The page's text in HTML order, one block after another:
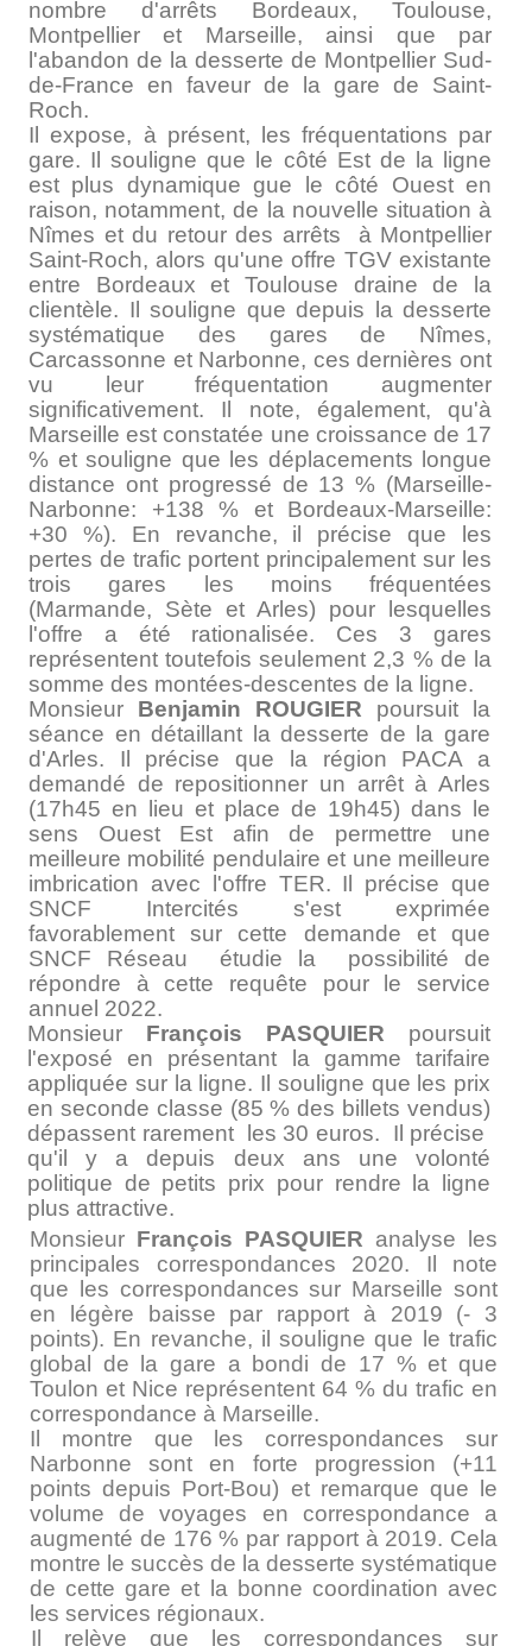
nombre d'arrêts Bordeaux, Toulouse,
Montpellier et Marseille, ainsi que par
l'abandon de la desserte de Montpellier Sud-
de-France en faveur de la gare de Saint-
Roch.
Il expose, à présent, les fréquentations par
gare. Il souligne que le côté Est de la ligne
est plus dynamique gue le côté Ouest en
raison, notamment, de la nouvelle situation à
Nîmes et du retour des arrêts à Montpellier
Saint-Roch, alors qu'une offre TGV existante
entre Bordeaux et Toulouse draine de la
clientèle. Il souligne que depuis la desserte
systématique des gares de Nîmes,
Carcassonne et Narbonne, ces dernières ont
vu leur fréquentation augmenter
significativement. Il note, également, qu'à
Marseille est constatée une croissance de 17
% et souligne que les déplacements longue
distance ont progressé de 13 % (Marseille­
Narbonne: +138 % et Bordeaux-Marseille:
+30 %). En revanche, il précise que les
pertes de trafic portent principalement sur les
trois gares les moins fréquentées
(Marmande, Sète et Arles) pour lesquelles
l'offre a été rationalisée. Ces 3 gares
représentent toutefois seulement 2,3 % de la
somme des montées-descentes de la ligne.
Monsieur Benjamin ROUGIER poursuit la
séance en détaillant la desserte de la gare
d'Arles. Il précise que la région PACA a
demandé de repositionner un arrêt à Arles
(17h45 en lieu et place de 19h45) dans le
sens Ouest­ Est afin de permettre une
meilleure mobilité pendulaire et une meilleure
imbrication avec l'offre TER. Il précise que
SNCF Intercités s'est exprimée
favorablement sur cette demande et que
SNCF Réseau étudie la possibilité de
répondre à cette requête pour le service
annuel 2022.
Monsieur François PASQUIER poursuit
l'exposé en présentant la gamme tarifaire
appliquée sur la ligne. Il souligne que les prix
en seconde classe (85 % des billets vendus)
dépassent rarement les 30 euros. Il précise
qu'il y a depuis deux ans une volonté
politique de petits prix pour rendre la ligne
plus attractive.
Monsieur François PASQUIER analyse les
principales correspondances 2020. Il note
que les correspondances sur Marseille sont
en légère baisse par rapport à 2019 (- 3
points). En revanche, il souligne que le trafic
global de la gare a bondi de 17 % et que
Toulon et Nice représentent 64 % du trafic en
correspondance à Marseille.
Il montre que les correspondances sur
Narbonne sont en forte progression (+11
points depuis Port-Bou) et remarque que le
volume de voyages en correspondance a
augmenté de 176 % par rapport à 2019. Cela
montre le succès de la desserte systématique
de cette gare et la bonne coordination avec
les services régionaux.
Il relève que les correspondances sur